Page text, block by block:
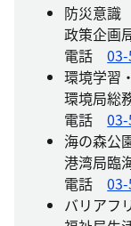
防災意識
政策企画
電話
環境学習
環境局総
電話
海の森公
港湾局臨
電話
バリアフ